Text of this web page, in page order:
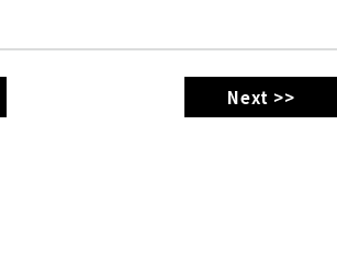
Next >>